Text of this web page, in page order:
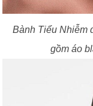
Bành Tiểu Nhiễm
gồm áo